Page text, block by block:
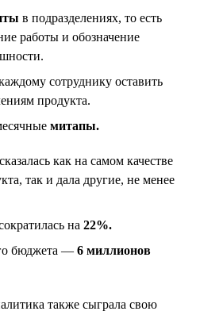
в подразделениях, то есть
работы и обозначение
сотруднику оставить
продукта.
митапы.
как на самом качестве
так и дала другие, не менее
на 22%.
бюджета — 6 миллионов
также сыграла свою